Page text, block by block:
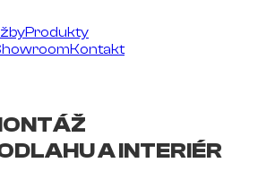
Produkty
Kontakt
A INTERIÉR